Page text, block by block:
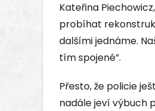
Kateřina
probíhat
dalšími jednáme.
tím spojené”.
Přesto, že policie
nadále jeví výbuch